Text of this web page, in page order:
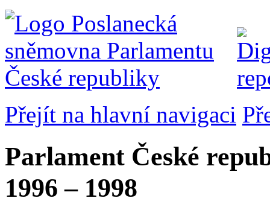
Přejít na hlavní navigaci
Parlament České
1996 – 1998